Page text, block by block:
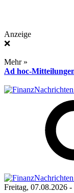
Anzeige
❌
Mehr »
Ad hoc-
Freitag, 07.08.2026 -